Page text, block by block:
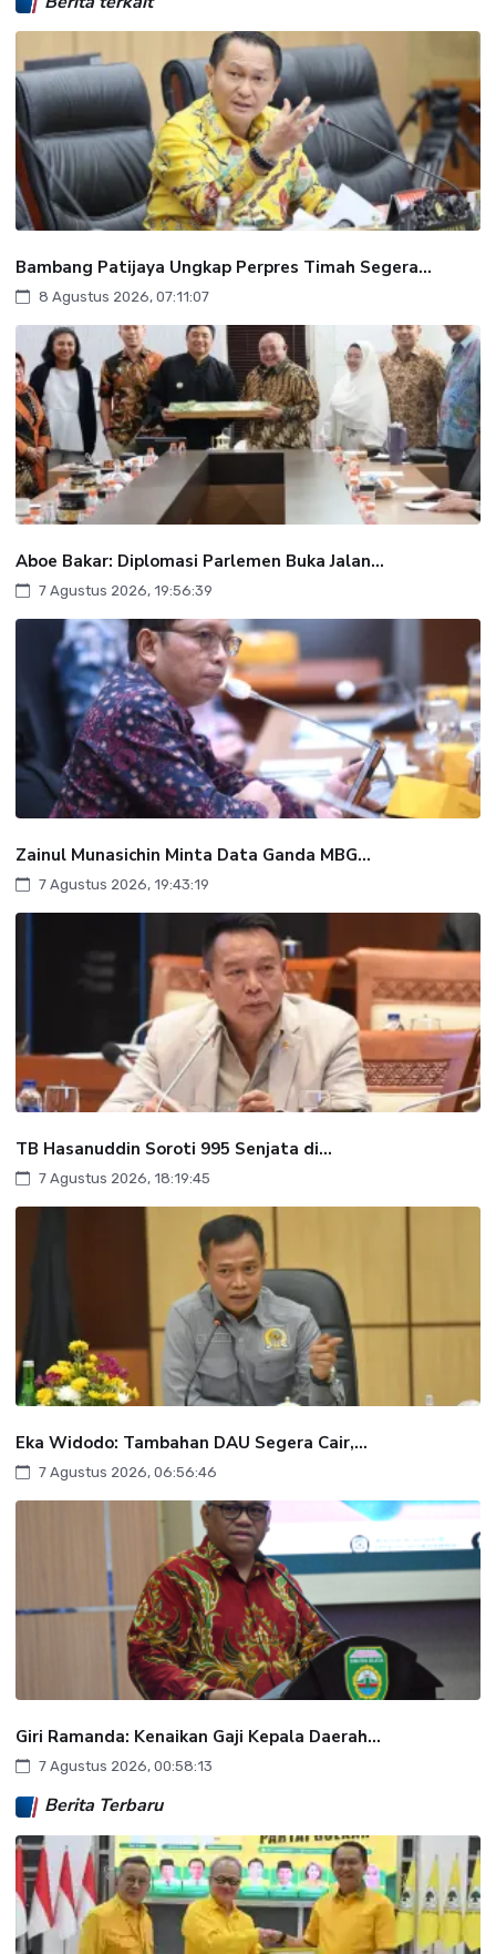
Bambang Patijaya Ungkap Perpres Timah Segera...
8 Agustus 2026, 07:11:07
Aboe Bakar: Diplomasi Parlemen Buka Jalan...
7 Agustus 2026, 19:56:39
Zainul Munasichin Minta Data Ganda MBG...
7 Agustus 2026, 19:43:19
TB Hasanuddin Soroti 995 Senjata di...
7 Agustus 2026, 18:19:45
Eka Widodo: Tambahan DAU Segera Cair,...
7 Agustus 2026, 06:56:46
Giri Ramanda: Kenaikan Gaji Kepala Daerah...
7 Agustus 2026, 00:58:13
Berita Terbaru